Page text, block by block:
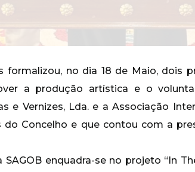
formalizou, no dia 18 de Maio, dois
a produção artística e o
e Vernizes, Lda. e a Associação
do Concelho e que contou com a
enquadra-se no projeto “In